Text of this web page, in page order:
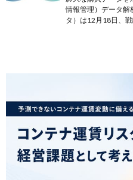
情報管理）データ解
タ）は12月18日、